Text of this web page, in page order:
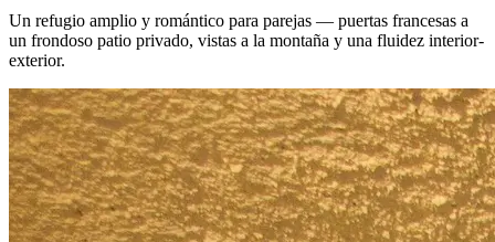
Un refugio amplio y romántico para parejas — puertas francesas a
un frondoso patio privado, vistas a la montaña y una fluidez interior-
exterior.